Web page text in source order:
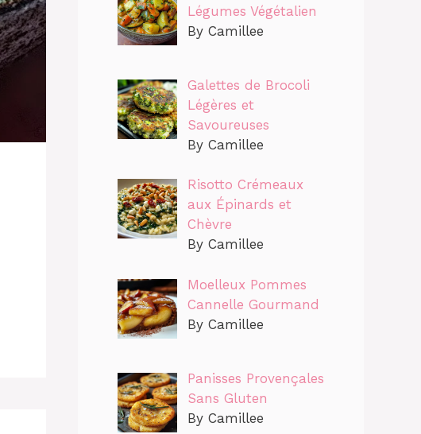
Légumes Végétalien
By Camillee
Galettes de Brocoli
Légères et
Savoureuses
By Camillee
Risotto Crémeaux
aux Épinards et
Chèvre
By Camillee
Moelleux Pommes
Cannelle Gourmand
By Camillee
Panisses Provençales
Sans Gluten
By Camillee